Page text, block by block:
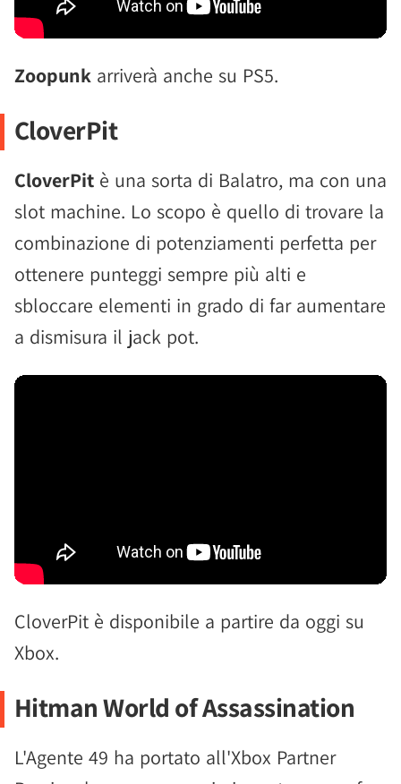
Zoopunk arriverà anche su PS5.
CloverPit
CloverPit è una sorta di Balatro, ma con una
slot machine. Lo scopo è quello di trovare la
combinazione di potenziamenti perfetta per
ottenere punteggi sempre più alti e
sbloccare elementi in grado di far aumentare
a dismisura il jack pot.
CloverPit è disponibile a partire da oggi su
Xbox.
Hitman World of Assassination
L'Agente 49 ha portato all'Xbox Partner